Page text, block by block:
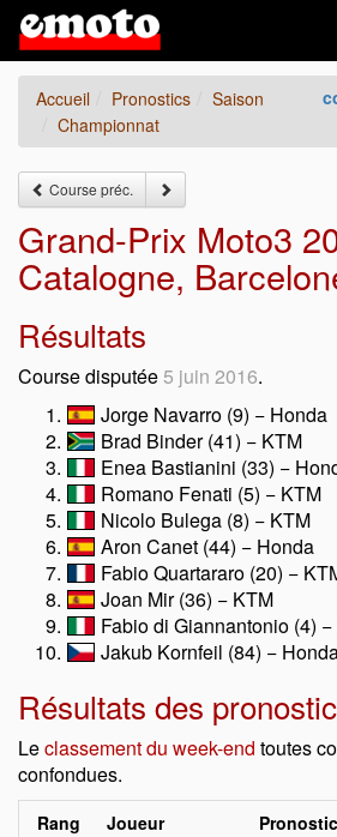
Accueil Pronostics
Saison
Championnat
Course préc.
Grand-Prix Moto3
Catalogne,
Résultats
Course disputée5 juin 2016.
Jorge Navarro (9) − Honda
Brad Binder (41) − KTM
Enea Bastianini (33) −
Romano Fenati (5) − KTM
Nicolo Bulega (8) − KTM
Aron Canet (44) − Honda
Fabio Quartararo (20) −
Joan Mir (36) − KTM
Fabio di Giannantonio (4)
Jakub Kornfeil (84) −
Résultats des
Leclassement du week-end toutes
confondues.
Rang Joueur Pronostic